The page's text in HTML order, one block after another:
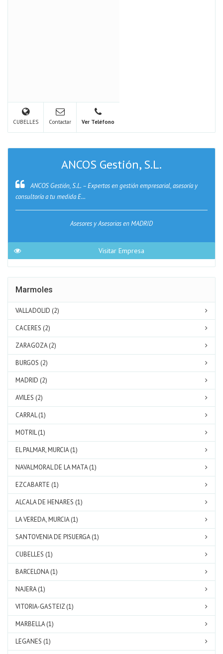
CUBELLES Contactar Ver Teléfono
ANCOS Gestión, S.L.
ANCOS Gestión, S.L. – Expertos en gestión empresarial, asesoría y
consultoría a tu medida E...
Asesores y Asesorias en MADRID
Visitar Empresa
Marmoles
VALLADOLID (2)
CACERES (2)
ZARAGOZA (2)
BURGOS (2)
MADRID (2)
AVILES (2)
CARRAL (1)
MOTRIL (1)
EL PALMAR, MURCIA (1)
NAVALMORAL DE LA MATA (1)
EZCABARTE (1)
ALCALA DE HENARES (1)
LA VEREDA, MURCIA (1)
SANTOVENIA DE PISUERGA (1)
CUBELLES (1)
BARCELONA (1)
NAJERA (1)
VITORIA-GASTEIZ (1)
MARBELLA (1)
LEGANES (1)